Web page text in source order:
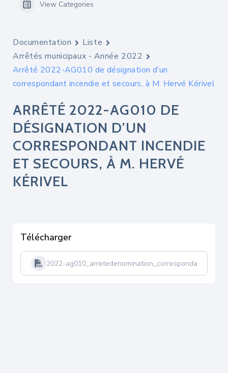
View Categories
Documentation
Liste
Arrêtés municipaux - Année 2022
Arrêté 2022-AG010 de désignation d’un
correspondant incendie et secours, à M. Hervé Kérivel
ARRÊTÉ 2022-AG010 DE
DÉSIGNATION D’UN
CORRESPONDANT INCENDIE
ET SECOURS, À M. HERVÉ
KÉRIVEL
Télécharger
2022-